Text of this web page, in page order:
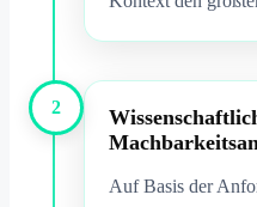
2
Auf Basis der